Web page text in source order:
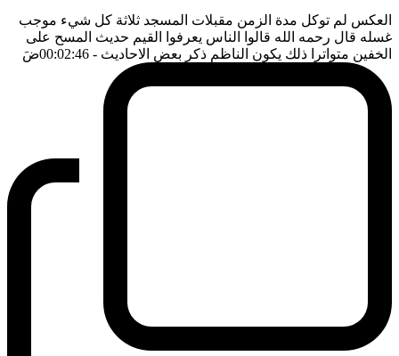
العكس لم توكل مدة الزمن مقبلات المسجد ثلاثة كل شيء موجب
غسله قال رحمه الله قالوا الناس يعرفوا القيم حديث المسح على
الخفين متواترا ذلك يكون الناظم ذكر بعض الاحاديث - 00:02:46 ضَ